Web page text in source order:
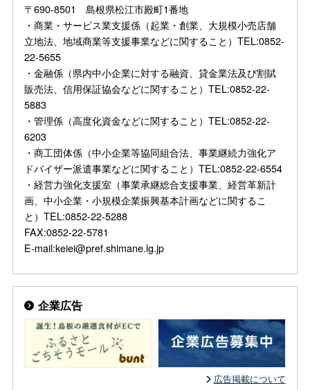
〒690-8501 島根県松江市殿町1番地
・商業・サービス業支援係（起業・創業、大規模小売店舗
立地法、地域商業等支援事業などに関すること）TEL:0852-
22-5655
・金融係（県内中小企業に対する融資、貸金業法及び割賦
販売法、信用保証協会などに関すること）TEL:0852-22-
5883
・管理係（高度化資金などに関すること）TEL:0852-22-
6203
・商工団体係（中小企業等協同組合法、事業継続力強化ア
ドバイザー派遣事業などに関すること）TEL:0852-22-6554
・経営力強化支援室（事業承継総合支援事業、経営革新計
画、中小企業・小規模企業振興基本計画などに関するこ
と）TEL:0852-22-5288
FAX:0852-22-5781
E-mail:keiei@pref.shimane.lg.jp
企業広告
広告掲載について